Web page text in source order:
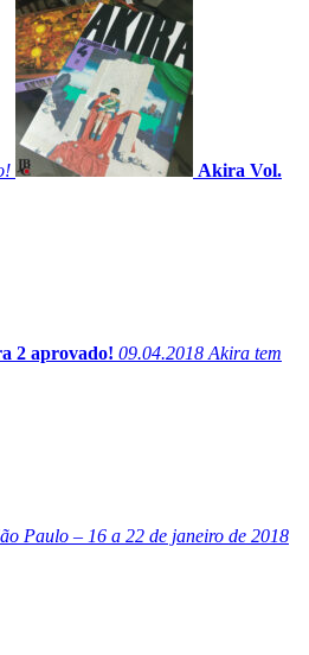
Akira Vol.
2 aprovado! 09.04.2018 Akira tem
Paulo – 16 a 22 de janeiro de 2018